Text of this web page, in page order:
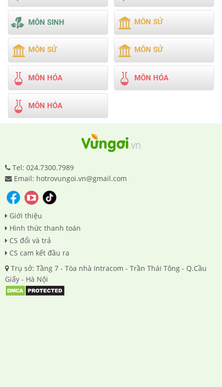
MÔN SINH MÔN SỬ
MÔN SỬ MÔN SỬ
MÔN HÓA MÔN HÓA
MÔN HÓA
Tel: 024.7300.7989
Email: hotrovungoi.vn@gmail.com
Giới thiệu
Hình thức thanh toán
CS đổi và trả
CS cam kết đầu ra
Trụ sở: Tầng 7 - Tòa nhà Intracom - Trần Thái Tông - Q.Cầu
Giấy - Hà Nội